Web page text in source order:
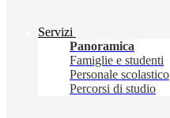
Servizi
Panoramica
Famiglie e studenti
Personale scolastico
Percorsi di studio